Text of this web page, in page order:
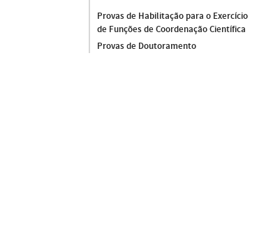
Provas de Habilitação para o Exercício
de Funções de Coordenação Científica
Provas de Doutoramento